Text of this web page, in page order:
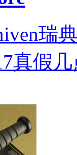
瑞
真假